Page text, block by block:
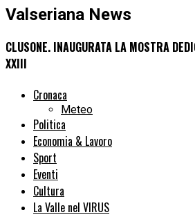
Valseriana News
CLUSONE. INAUGURATA LA MOSTRA
XXIII
Cronaca
Meteo
Politica
Economia & Lavoro
Sport
Eventi
Cultura
La Valle nel VIRUS